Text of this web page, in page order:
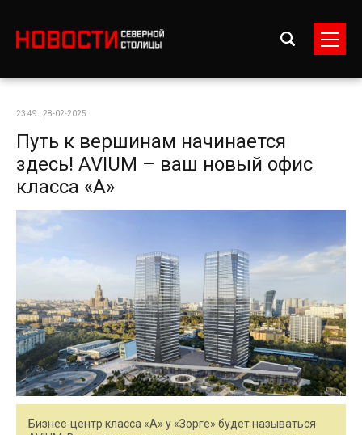
23:49 | 28-02-2025
Путь к вершинам начинается
здесь! AVIUM – ваш новый офис
класса «А»
Бизнес-центр класса «А» у «Зорге» будет называться